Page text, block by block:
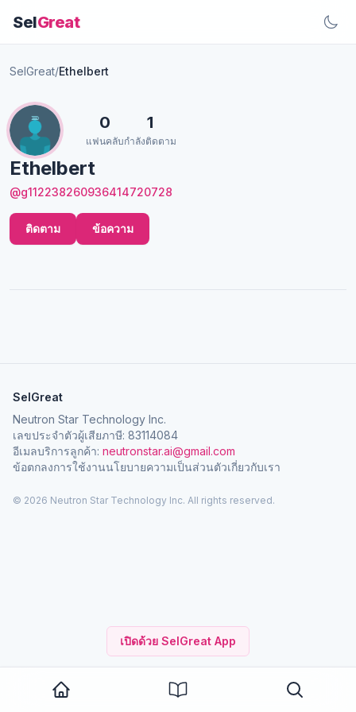
SelGreat
เปิดด้วย SelGreat App
SelGreat/Ethelbert
Ethelbert
@g112238260936414720728
0
แฟนคลับ
1
กำลังติดตาม
ติดตาม ข้อความ
SelGreat
Neutron Star Technology Inc.
เลขประจำตัวผู้เสียภาษี: 83114084
อีเมลบริการลูกค้า: neutronstar.ai@gmail.com
ข้อตกลงการใช้งานนโยบายความเป็นส่วนตัวเกี่ยวกับเรา
© 2026 Neutron Star Technology Inc. All rights reserved.